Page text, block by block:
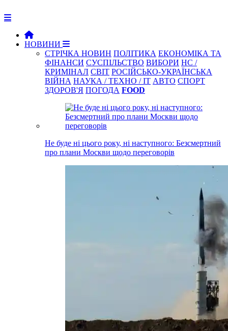
НОВИНИ
СТРІЧКА НОВИН ПОЛІТИКА ЕКОНОМІКА ТА
ФІНАНСИ СУСПІЛЬСТВО ВИБОРИ НС /
КРИМІНАЛ СВІТ РОСІЙСЬКО-УКРАЇНСЬКА
ВІЙНА НАУКА / ТЕХНО / IT АВТО СПОРТ
ЗДОРОВ'Я ПОГОДА FOOD
Не буде ні цього року, ні наступного: Безсмертний
про плани Москви щодо переговорів